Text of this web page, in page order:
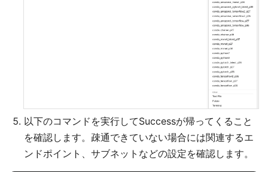
以下のコマンドを実行してSuccessが帰ってくること
を確認します。疎通できていない場合には関連するエ
ンドポイント、サブネットなどの設定を確認します。